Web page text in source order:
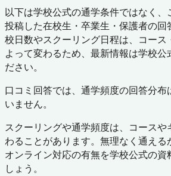
以下は学校公式の通学条件ではなく
投稿した在校生・卒業生・保護者の回
校日数やスクーリング日程は、コース
よって変わるため、最新情報は学校公
ださい。
口コミ回答では、通学頻度の回答分布
いません。
スクーリングや通学頻度は、コース
わることがあります。無理なく通える
オンライン対応の有無を学校公式の資
しょう。